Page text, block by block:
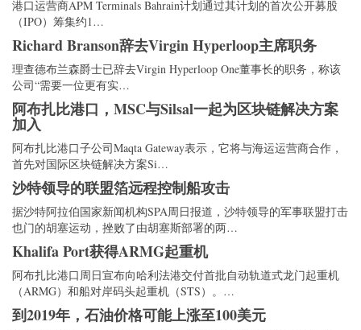
港口运营商APM Terminals Bahrain计划通过其计划的首次公开募股
（IPO）筹集约1…
Richard Branson辞去Virgin Hyperloop主席职务
理查德布兰森爵士已辞去Virgin Hyperloop One董事长的职务，称该
公司“需要一位更有实…
阿布扎比港口，MSC与Silsal一起为区块链解决方案
加入
阿布扎比港口子公司Maqta Gateway表示，它将与海运运营商合作，
首先对国际区块链解决方案Si…
沙特领导的联盟箔远程控制船攻击
据沙特阿拉伯国家新闻机构SPA周日报道，沙特领导的军事联盟打击
也门的胡塞运动，挫败了由胡塞斯部署的两…
Khalifa Port获得ARMG起重机
阿布扎比港口周日宣布向哈利法港交付首批自动轨道式龙门起重机
（ARMG）和船对岸码头起重机（STS）。…
到2019年，石油价格可能上涨至100美元